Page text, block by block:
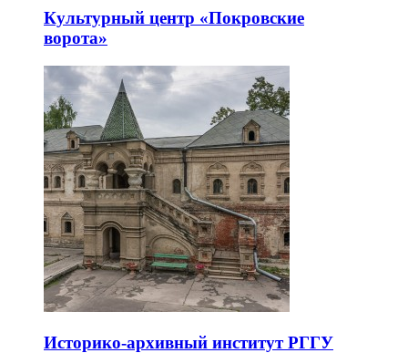
Культурный центр «Покровские
ворота»
Историко-архивный институт РГГУ